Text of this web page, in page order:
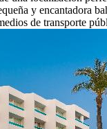
y encantadora
de transporte